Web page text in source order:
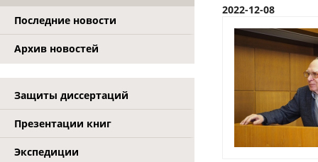
Последние новости
Архив новостей
Защиты диссертаций
Презентации книг
Экспедиции
2022-12-08